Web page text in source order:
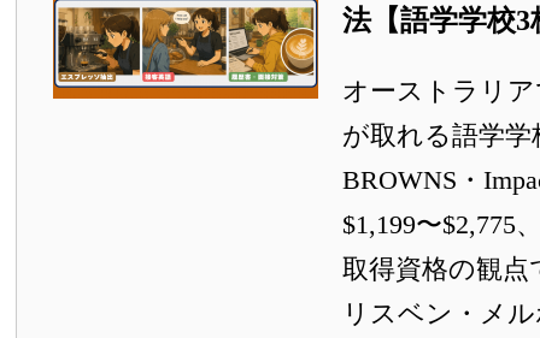
法【語学学校3
オーストラリ
が取れる語学学
BROWNS・
$1,199〜$2,775
取得資格の観点
リスベン・メ